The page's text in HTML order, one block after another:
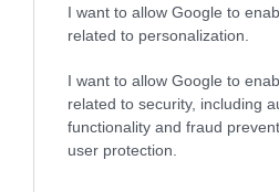
I want to allow Google to
related to personalization.
I want to allow Google to
related to security, including
functionality and fraud
user protection.
kellemes fürdő, egy
vagy akár egy finom
hozzájárulhatnak
vágjunk bele a napba.